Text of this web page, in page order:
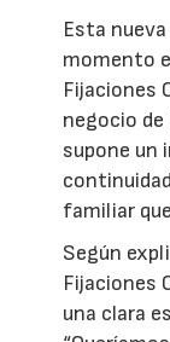
Esta
momento
Fijaciones
negocio de
supone un
familiar
Según
Fijaciones
una clara